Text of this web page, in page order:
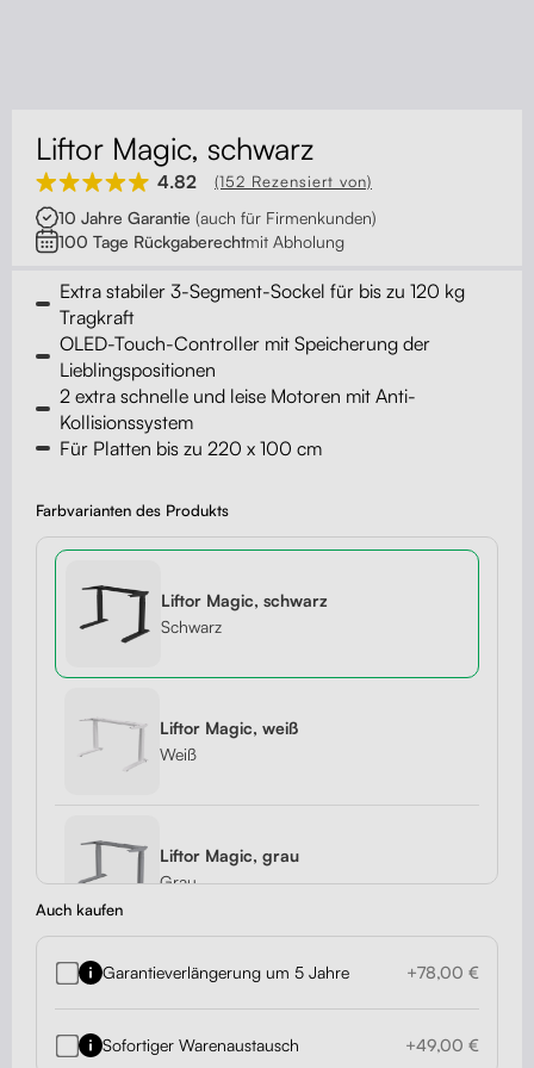
Monitorständer
Tischtrennwände
Rückenlehnen
Liftor Magic, schwarz
4.82 (152 Rezensiert von)
10 Jahre Garantie (auch für Firmenkunden)
100 Tage Rückgaberechtmit Abholung
Extra stabiler 3-Segment-Sockel für bis zu 120 kg
Tragkraft
OLED-Touch-Controller mit Speicherung der
Lieblingspositionen
2 extra schnelle und leise Motoren mit Anti-
Kollisionssystem
Für Platten bis zu 220 x 100 cm
Farbvarianten des Produkts
Liftor Magic, schwarz
Schwarz
Liftor Magic, weiß
Weiß
Liftor Magic, grau
Grau
Auch kaufen
Garantieverlängerung um 5 Jahre +78,00 €
Sofortiger Warenaustausch +49,00 €